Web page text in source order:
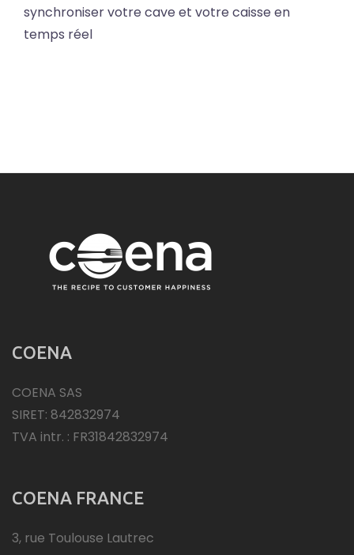
synchroniser votre cave et votre caisse en
temps réel
COENA
COENA SAS
SIRET: 842832974
TVA intr. : FR31842832974
COENA FRANCE
3, rue Toulouse Lautrec